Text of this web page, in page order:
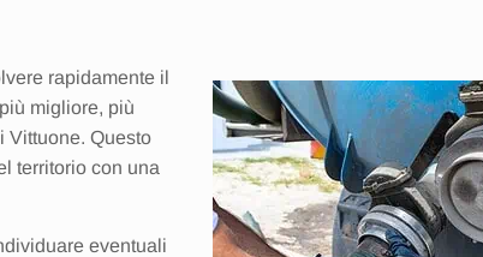
rapidamente il
migliore, più
Vittuone. Questo
territorio con una
eventuali